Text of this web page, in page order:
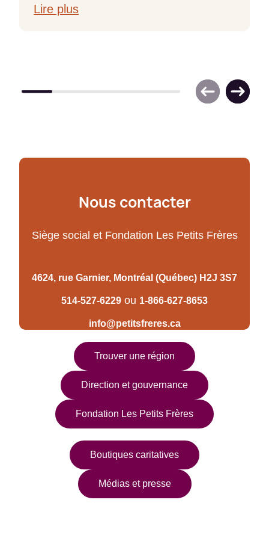
Lire plus
Nous contacter
Siège social et Fondation Les Petits Frères
4624, rue Garnier, Montréal (Québec) H2J 3S7
514-527-6229 ou 1-866-627-8653
info@petitsfreres.ca
Trouver une région
Direction et gouvernance
Fondation Les Petits Frères
Boutiques caritatives
Médias et presse